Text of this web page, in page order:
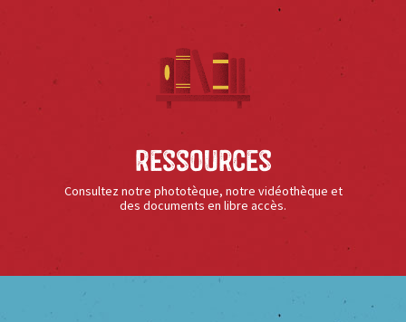
Ressources
Consultez notre phototèque, notre vidéothèque et
des documents en libre accès.